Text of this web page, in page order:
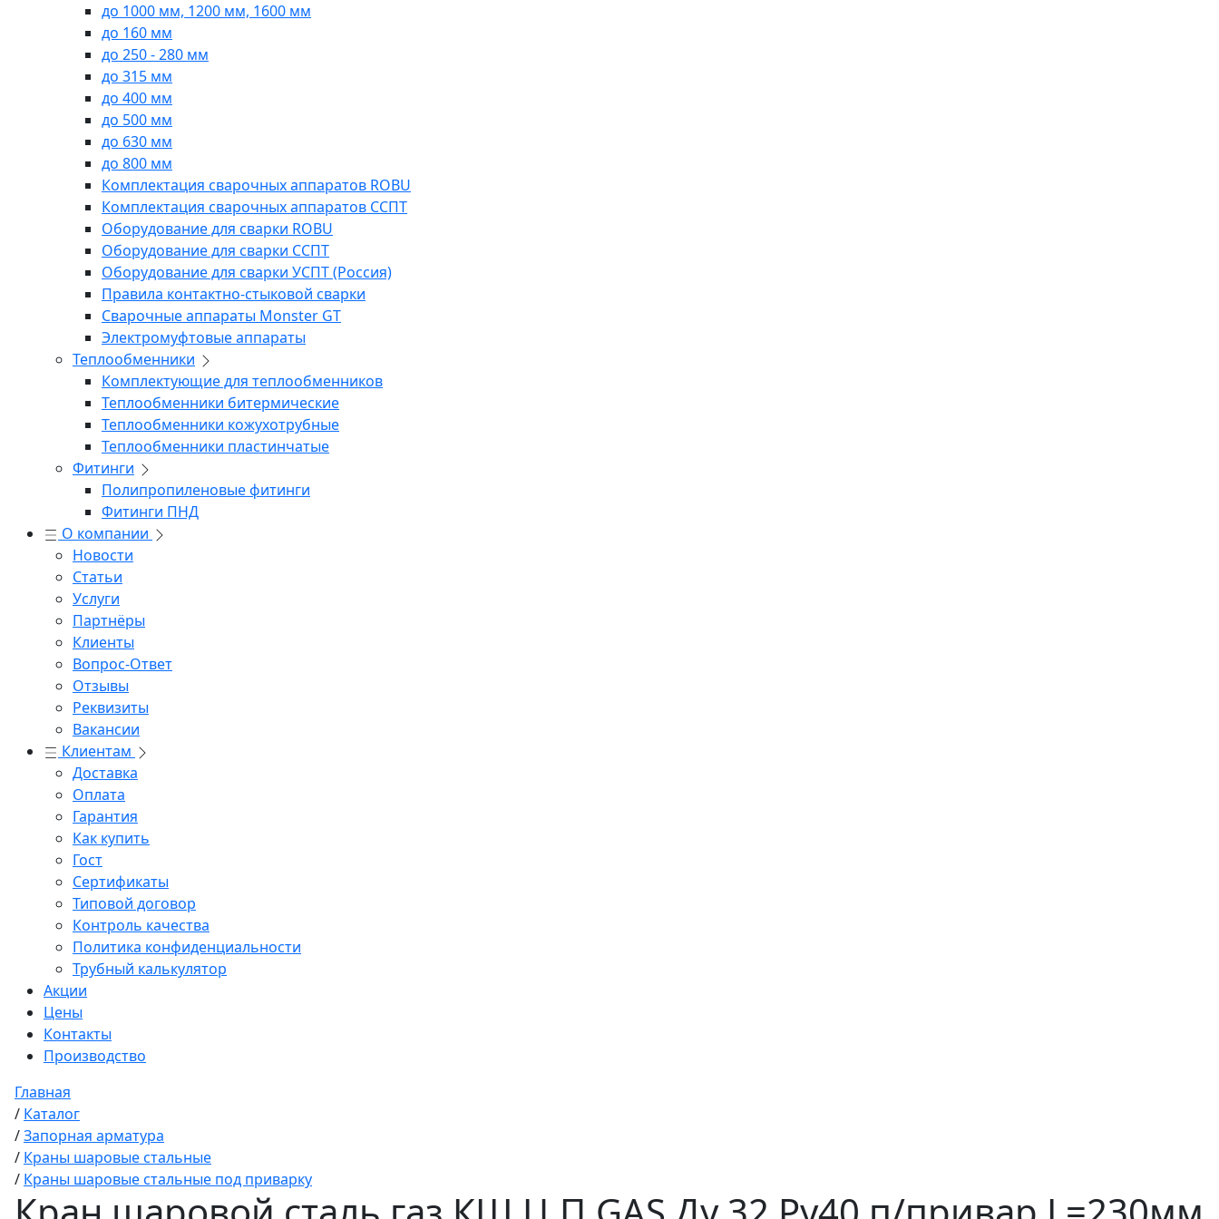
до 1000 мм, 1200 мм, 1600 мм
до 160 мм
до 250 - 280 мм
до 315 мм
до 400 мм
до 500 мм
до 630 мм
до 800 мм
Комплектация сварочных аппаратов ROBU
Комплектация сварочных аппаратов ССПТ
Оборудование для сварки ROBU
Оборудование для сварки ССПТ
Оборудование для сварки УСПТ (Россия)
Правила контактно-стыковой сварки
Сварочные аппараты Monster GT
Электромуфтовые аппараты
Теплообменники
Комплектующие для теплообменников
Теплообменники битермические
Теплообменники кожухотрубные
Теплообменники пластинчатые
Фитинги
Полипропиленовые фитинги
Фитинги ПНД
О компании
Новости
Статьи
Услуги
Партнёры
Клиенты
Вопрос-Ответ
Отзывы
Реквизиты
Вакансии
Клиентам
Доставка
Оплата
Гарантия
Как купить
Гост
Сертификаты
Типовой договор
Контроль качества
Политика конфиденциальности
Трубный калькулятор
Акции
Цены
Контакты
Производство
Главная
/ Каталог
/Запорная арматура
/ Краны шаровые стальные
/ Краны шаровые стальные под приварку